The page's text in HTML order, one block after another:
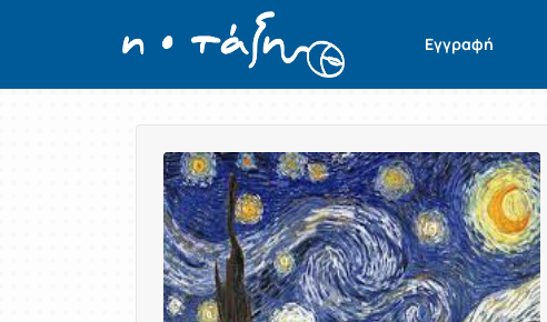
Εγγραφή
Παρουσίαση/Προβολή